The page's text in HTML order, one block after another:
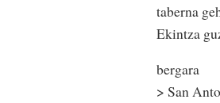
taberna
Ekintza
bergara
> San